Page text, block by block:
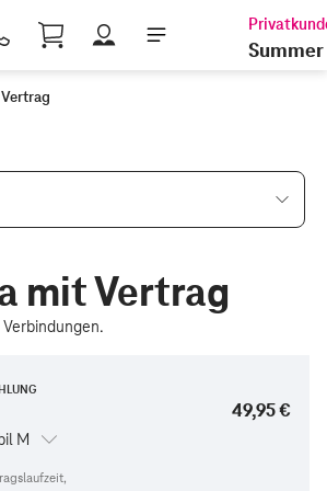
Shopping Cart
Summer
mit Vertrag
M
49,95 €